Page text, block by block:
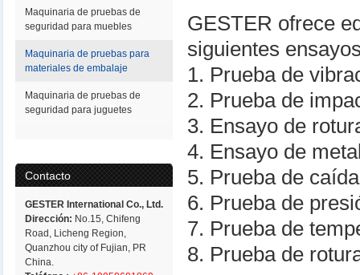
Maquinaria de pruebas de
seguridad para muebles
Maquinaria de pruebas para
materiales de embalaje
Maquinaria de pruebas de
seguridad para juguetes
Contacto
GESTER International Co., Ltd.
Dirección: No.15, Chifeng
Road, Licheng Region,
Quanzhou city of Fujian, PR
China.
GESTER ofrece
siguientes
1. Prueba de
2. Prueba de
3. Ensayo de
4. Ensayo de
5. Prueba de caída
6. Prueba de
7. Prueba de
8. Prueba de